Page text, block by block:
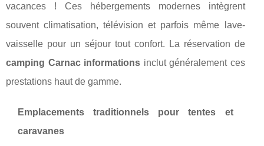
vacances ! Ces hébergements modernes intègrent
souvent climatisation, télévision et parfois même lave-
vaisselle pour un séjour tout confort. La réservation de
camping Carnac informations inclut généralement ces
prestations haut de gamme.
Emplacements traditionnels pour tentes et
caravanes